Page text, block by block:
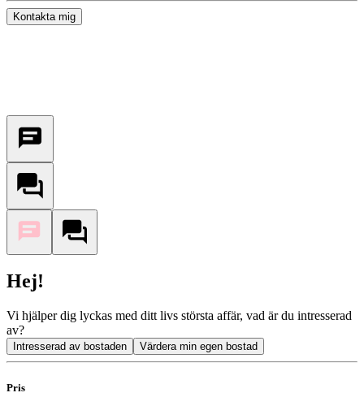
Kontakta mig
Hej!
Vi hjälper dig lyckas med ditt livs största affär, vad är du intresserad
av?
Intresserad av bostaden Värdera min egen bostad
Pris